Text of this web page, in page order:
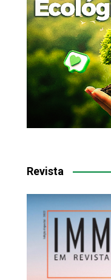
Revista